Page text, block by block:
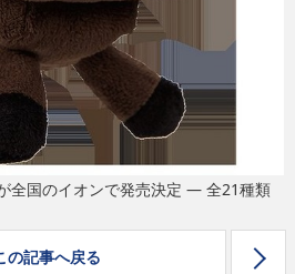
全国のイオンで発売決定 ― 全21種類
の記事へ戻る